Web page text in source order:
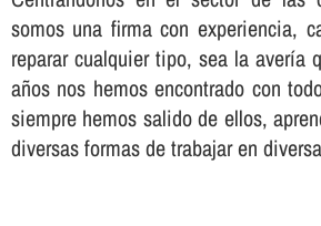
somos una firma con experiencia,
reparar cualquier tipo, sea la averí­a
años nos hemos encontrado con
siempre hemos salido de ellos,
diversas formas de trabajar en